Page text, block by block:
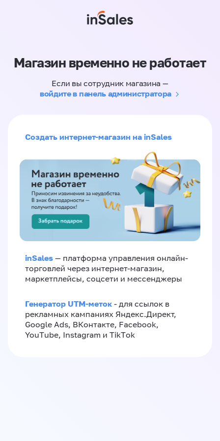
Магазин временно не работает
Если вы сотрудник магазина —
войдите в панель администратора
Создать интернет-магазин на inSales
inSales — платформа управления онлайн-
торговлей через интернет-магазин,
маркетплейсы, соцсети и мессенджеры
Генератор UTM-меток - для ссылок в
рекламных кампаниях Яндекс.Директ,
Google Ads, ВКонтакте, Facebook,
YouTube, Instagram и TikTok